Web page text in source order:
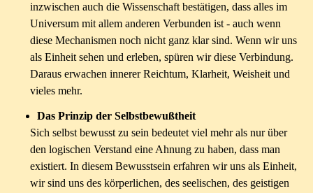
inzwischen auch die Wissenschaft bestätigen, dass alles im
Universum mit allem anderen Verbunden ist - auch wenn
diese Mechanismen noch nicht ganz klar sind. Wenn wir uns
als Einheit sehen und erleben, spüren wir diese Verbindung.
Daraus erwachen innerer Reichtum, Klarheit, Weisheit und
vieles mehr.
Das Prinzip der Selbstbewußtheit
Sich selbst bewusst zu sein bedeutet viel mehr als nur über
den logischen Verstand eine Ahnung zu haben, dass man
existiert. In diesem Bewusstsein erfahren wir uns als Einheit,
wir sind uns des körperlichen, des seelischen, des geistigen